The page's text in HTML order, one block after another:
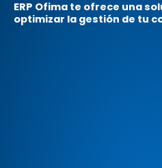
ERP Ofima te ofrece una
optimizar la gestión de tu